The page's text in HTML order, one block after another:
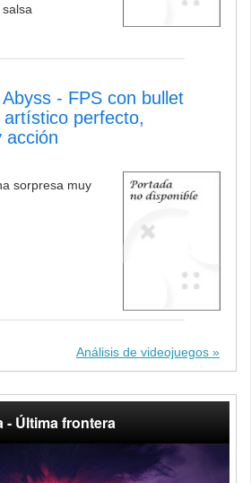
- FPS con bullet
artístico perfecto,
acción
sorpresa muy
Análisis de videojuegos
- Última frontera